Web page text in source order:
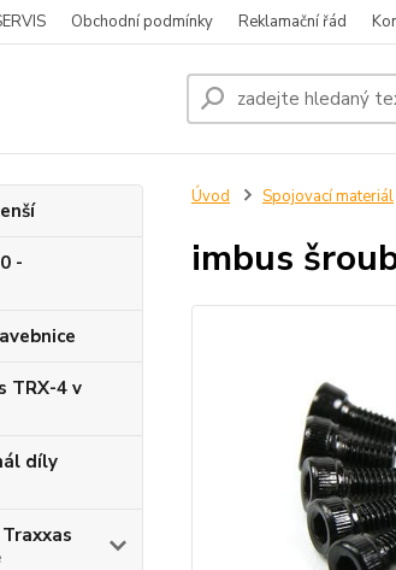
Obchodní podmínky Reklamační řád
-
TRX-4 v
díly
Úvod Spojovací materiál
imbus